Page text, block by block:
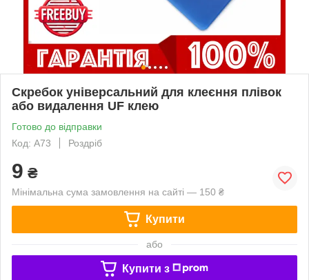
Скребок універсальний для клеєння плівок
або видалення UF клею
Готово до відправки
Код: А73
Роздріб
9 ₴
Мінімальна сума замовлення на сайті — 150 ₴
Купити
або
Купити з